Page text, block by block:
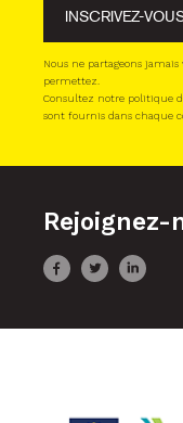
INSCRIVEZ-
Nous ne partageons
permettez.
Consultez notre politique
sont fournis dans chaque
Rejoignez-